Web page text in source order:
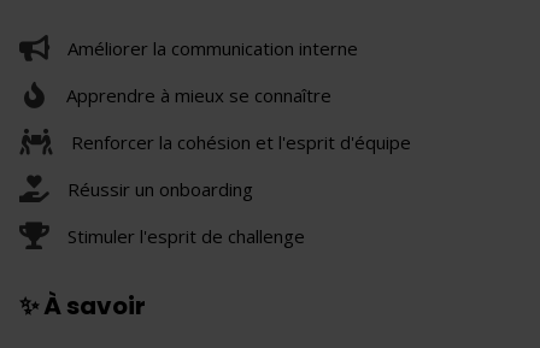
Améliorer la communication interne
Apprendre à mieux se connaître
Renforcer la cohésion et l'esprit d'équipe
Réussir un onboarding
Stimuler l'esprit de challenge
✨ À savoir